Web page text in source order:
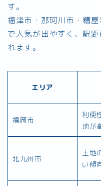
す。
福津市・那珂川市・糟
で人気が出やすく、駅
れます。
エリア
福岡市
利便
地が
北九州市
土地
い傾